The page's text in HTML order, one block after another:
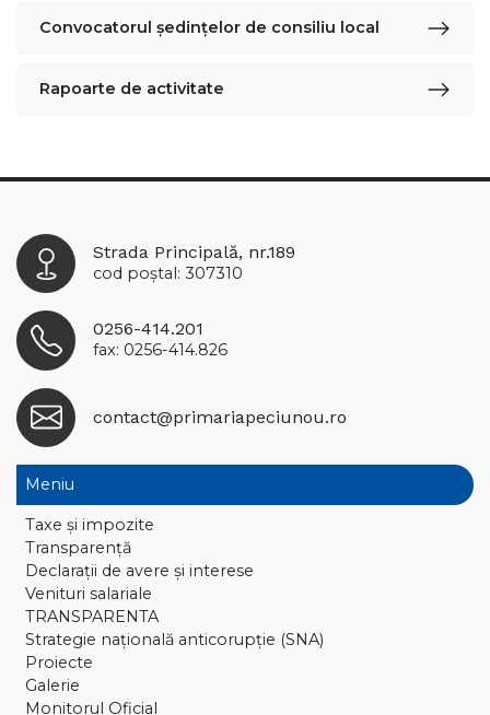
Convocatorul şedinţelor de consiliu local
Rapoarte de activitate
Strada Principală, nr.189
cod poștal: 307310
0256-414.201
fax: 0256-414.826
contact@primariapeciunou.ro
Meniu
Taxe și impozite
Transparență
Declaraţii de avere și interese
Venituri salariale
TRANSPARENTA
Strategie națională anticorupție (SNA)
Proiecte
Galerie
Monitorul Oficial